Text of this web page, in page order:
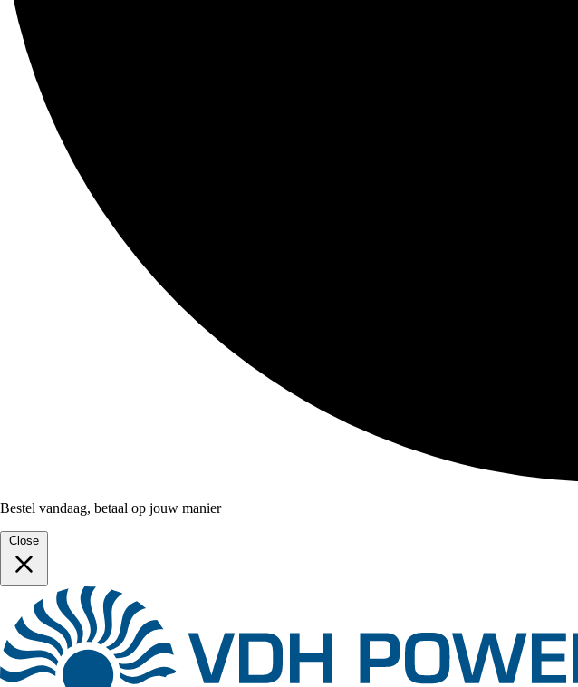
Bestel vandaag, betaal op jouw manier
Close